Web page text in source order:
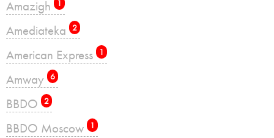
Amazigh 1
Amediateka 2
American Express 1
Amway 6
BBDO 2
BBDO Moscow 1